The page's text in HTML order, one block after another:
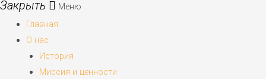
Меню
Главная
О нас
История
Миссия и ценности